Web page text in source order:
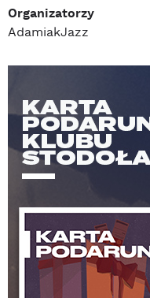
Organizatorzy
AdamiakJazz